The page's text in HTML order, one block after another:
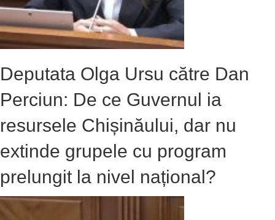
Deputata Olga Ursu către Dan
Perciun: De ce Guvernul ia
resursele Chișinăului, dar nu
extinde grupele cu program
prelungit la nivel național?